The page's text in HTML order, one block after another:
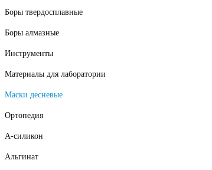
Боры твердосплавные
Боры алмазные
Инструменты
Материалы для лаборатории
Маски десневые
Ортопедия
А-силикон
Альгинат